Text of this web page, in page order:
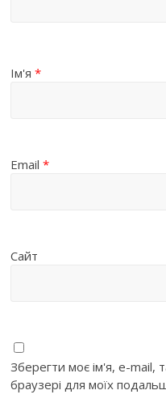
Ім'я*
Email*
Сайт
Зберегти моє ім'я, e-mail,
браузері для моїх